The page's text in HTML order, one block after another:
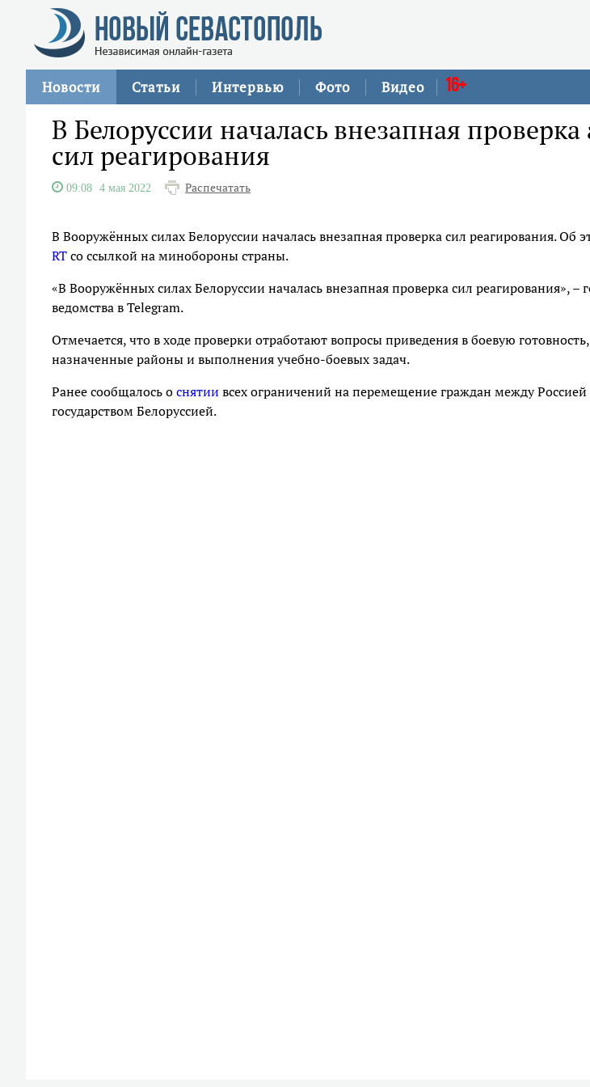
Новости Статьи Интервью Фото Видео 16+
В Белоруссии началась внезапная
сил реагирования
09:08 4 мая 2022 Распечатать
В Вооружённых силах Белоруссии началась внезапная проверка сил реагирования. Об
RTсо ссылкой на минобороны страны.
«В Вооружённых силах Белоруссии началась внезапная проверка сил реагирования», –
ведомства в Telegram.
Отмечается, что в ходе проверки отработают вопросы приведения в боевую
назначенные районы и выполнения учебно-боевых задач.
Ранее сообщалось оснятии всех ограничений на перемещение граждан между
государством Белоруссией.